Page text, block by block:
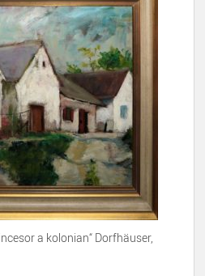
a kolonian“ Dorfhäuser,